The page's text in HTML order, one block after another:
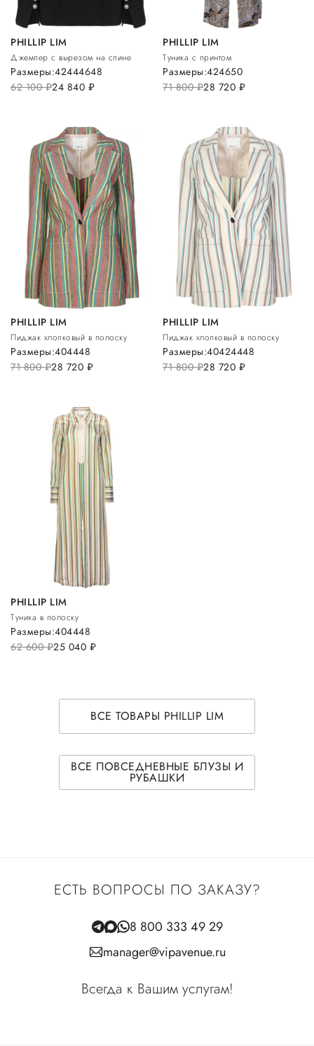
PHILLIP LIM
Джемпер с вырезом на спине
62 100руб.24 840 руб.
Размеры:42444648
PHILLIP LIM
Туника с принтом
71 800руб.28 720 руб.
Размеры:424650
PHILLIP LIM
Пиджак хлопковый в полоску
71 800руб.28 720 руб.
Размеры:404448
PHILLIP LIM
Пиджак хлопковый в полоску
71 800руб.28 720 руб.
Размеры:40424448
PHILLIP LIM
Туника в полоску
62 600руб.25 040 руб.
Размеры:404448
ВСЕ ТОВАРЫ PHILLIP LIM
ВСЕ ПОВСЕДНЕВНЫЕ БЛУЗЫ И
РУБАШКИ
ЕСТЬ ВОПРОСЫ ПО ЗАКАЗУ?
8 800 333 49 29
manager@vipavenue.ru
Всегда к Вашим услугам!